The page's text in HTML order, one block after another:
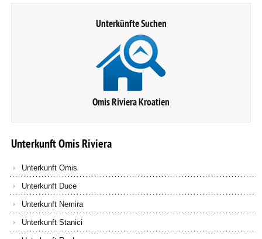
Unterkünfte Suchen
Omis Riviera Kroatien
UnterkunftOmisRiviera
Unterkunft Omis
Unterkunft Duce
Unterkunft Nemira
Unterkunft Stanici